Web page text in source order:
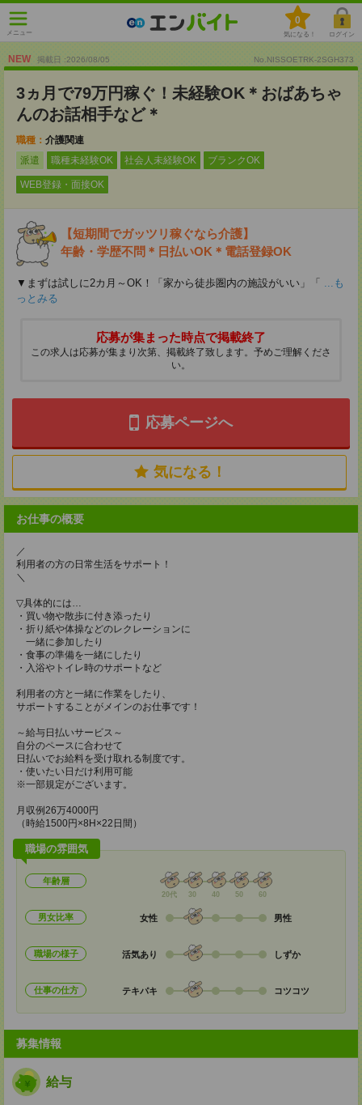
メニュー
0
気になる！ ログイン
NEW 掲載日 :2026/08/05 No.NISSOETRK-2SGH373
3ヵ月で79万円稼ぐ！未経験OK＊おばあちゃ
んのお話相手など＊
職種： 介護関連
派遣
職種未経験OK 社会人未経験OK ブランクOK
WEB登録・面接OK
【短期間でガッツリ稼ぐなら介護】
年齢・学歴不問＊日払いOK＊電話登録OK
▼まずは試しに2カ月～OK！「家から徒歩圏内の施設がいい」「 ...も
っとみる
応募が集まった時点で掲載終了
この求人は応募が集まり次第、掲載終了致します。予めご理解くださ
い。
応募ページへ
気になる！
お仕事の概要
／
利用者の方の日常生活をサポート！
＼
▽具体的には…
・買い物や散歩に付き添ったり
・折り紙や体操などのレクレーションに
一緒に参加したり
・食事の準備を一緒にしたり
・入浴やトイレ時のサポートなど
利用者の方と一緒に作業をしたり、
サポートすることがメインのお仕事です！
～給与日払いサービス～
自分のペースに合わせて
日払いでお給料を受け取れる制度です。
・使いたい日だけ利用可能
※一部規定がございます。
月収例26万4000円
（時給1500円×8H×22日間）
職場の雰囲気
年齢層
20代 30 40 50 60
男女比率 女性 男性
職場の様子 活気あり しずか
仕事の仕方 テキパキ コツコツ
募集情報
給与